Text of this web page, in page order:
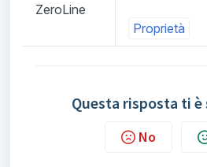
ZeroLine
Proprietà
Questa risposta ti
No